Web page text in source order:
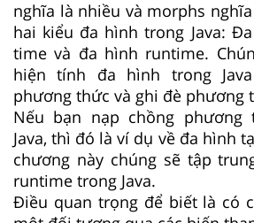
nghĩa là nhiều và morphs
hai kiểu đa hình trong Java:
time và đa hình runtime.
hiện tính đa hình trong
phương thức và ghi đè phương
Nếu bạn nạp chồng phương
Java, thì đó là ví dụ về đa hình
chương này chúng sẽ tập
runtime trong Java.
Điều quan trọng để biết là có